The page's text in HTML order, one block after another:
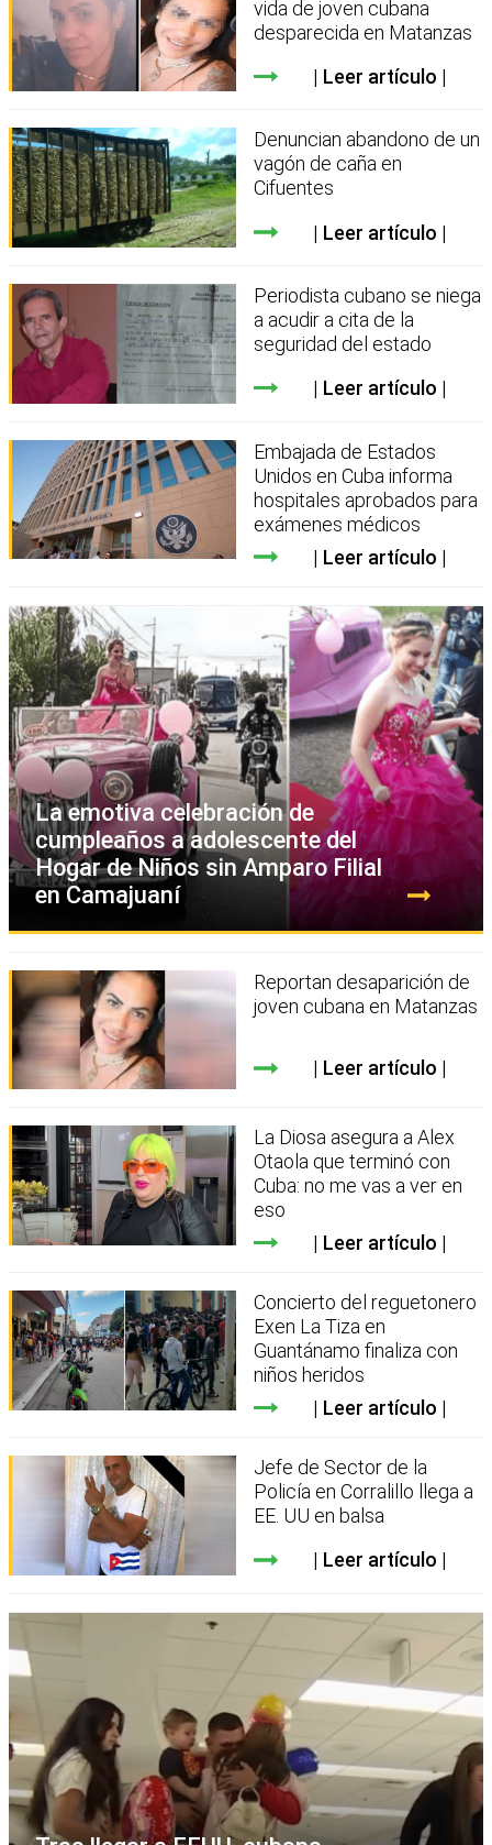
vida de joven cubana
desparecida en Matanzas
Leer artículo
Denuncian abandono de un
vagón de caña en
Cifuentes
Leer artículo
Periodista cubano se niega
a acudir a cita de la
seguridad del estado
Leer artículo
Embajada de Estados
Unidos en Cuba informa
hospitales aprobados para
exámenes médicos
Leer artículo
La emotiva celebración de
cumpleaños a adolescente del
Hogar de Niños sin Amparo Filial
en Camajuaní
Reportan desaparición de
joven cubana en Matanzas
Leer artículo
La Diosa asegura a Alex
Otaola que terminó con
Cuba: no me vas a ver en
eso
Leer artículo
Concierto del reguetonero
Exen La Tiza en
Guantánamo finaliza con
niños heridos
Leer artículo
Jefe de Sector de la
Policía en Corralillo llega a
EE. UU en balsa
Leer artículo